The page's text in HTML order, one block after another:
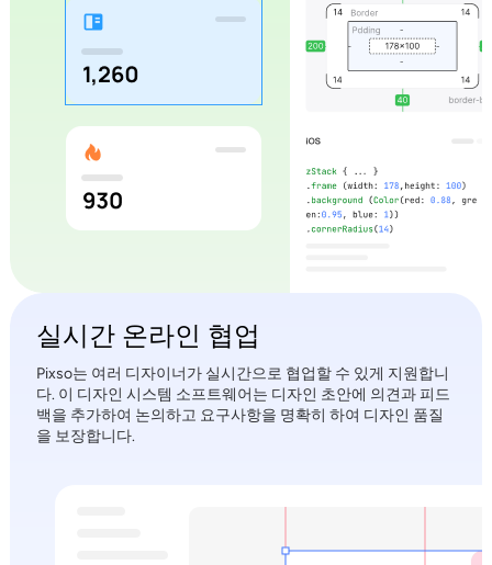
실시간 온라인 협업
Pixso는 여러 디자이너가 실시간으로 협업할 수 있게 지원합니
다. 이 디자인 시스템 소프트웨어는 디자인 초안에 의견과 피드
백을 추가하여 논의하고 요구사항을 명확히 하여 디자인 품질
을 보장합니다.